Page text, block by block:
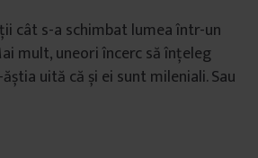
cât s-a schimbat lumea într-un
mult, uneori încerc să înțeleg
uită că și ei sunt mileniali. Sau